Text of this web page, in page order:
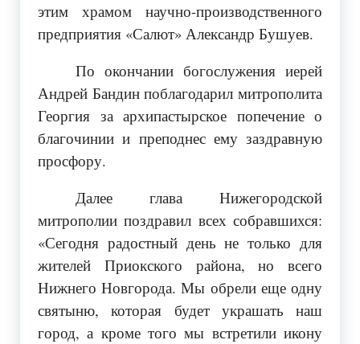
этим храмом научно-производственного
предприятия «Салют» Александр Бушуев.
По окончании богослужения иерей
Андрей Бандин поблагодарил митрополита
Георгия за архипастырское попечение о
благочинии и преподнес ему заздравную
просфору.
Далее глава Нижегородской
митрополии поздравил всех собравшихся:
«Сегодня радостный день не только для
жителей Приокского района, но всего
Нижнего Новгорода. Мы обрели еще одну
святыню, которая будет украшать наш
город, а кроме того мы встретили икону